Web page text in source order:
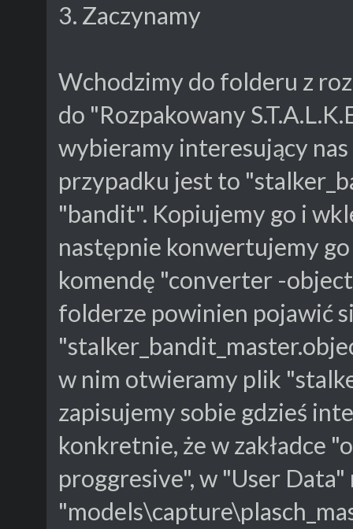
3. Zaczynamy
Wchodzimy do folderu z
do "Rozpakowany
wybieramy interesujący
przypadku jest to
"bandit". Kopiujemy go i
następnie konwertujemy
komendę "converter -
folderze powinien pojawić
w nim otwieramy plik
zapisujemy sobie gdzieś
konkretnie, że w zakładce
proggresive", w "User